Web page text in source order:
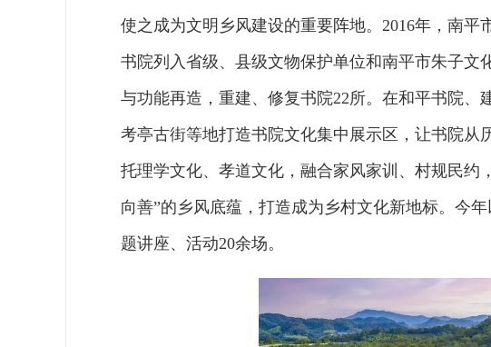
使之成为文明乡风建设的重要阵地。2016年，南
书院列入省级、县级文物保护单位和南平市朱子
与功能再造，重建、修复书院22所。在和平书院
考亭古街等地打造书院文化集中展示区，让书院从
托理学文化、孝道文化，融合家风家训、村规民约
向善”的乡风底蕴，打造成为乡村文化新地标。今
题讲座、活动20余场。